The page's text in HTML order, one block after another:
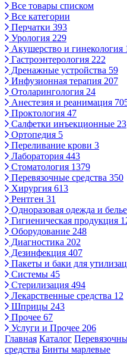
Все товары списком
Все категории
Перчатки 393
Урология 229
Акушерство и гинекология
Гастроэнтерология 222
Дренажные устройства 59
Инфузионная терапия 207
Отоларингология 24
Анестезия и реанимация
Проктология 47
Салфетки инъекционные 23
Ортопедия 5
Переливание крови 3
Лаборатория 443
Стоматология 1379
Перевязочные средства 350
Хирургия 613
Рентген 31
Одноразовая одежда и белье
Гигиеническая продукция
Оборудование 248
Диагностика 202
Дезинфекция 407
Пакеты и баки для
Системы 45
Стерилизация 494
Лекарственные средства 12
Шприцы 243
Прочее 67
Услуги и Прочее 206
Главная Каталог
средства Бинты марлевые